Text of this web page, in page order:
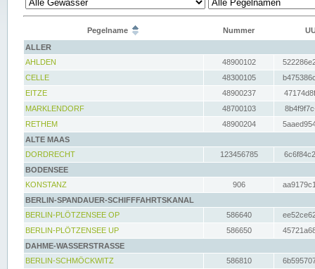
Pegelname Nummer
ALLER
AHLDEN
48900102
CELLE
48300105
EITZE
48900237
MARKLENDORF
48700103
RETHEM
48900204
ALTE MAAS
DORDRECHT
123456785
BODENSEE
KONSTANZ
906
BERLIN-SPANDAUER-SCHIFFFAHRTSKANAL
BERLIN-PLÖTZENSEE OP
586640
BERLIN-PLÖTZENSEE UP
586650
DAHME-WASSERSTRASSE
BERLIN-SCHMÖCKWITZ
586810